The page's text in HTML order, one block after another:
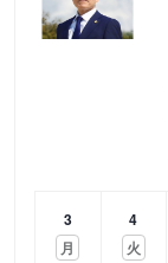
3
月
4
火